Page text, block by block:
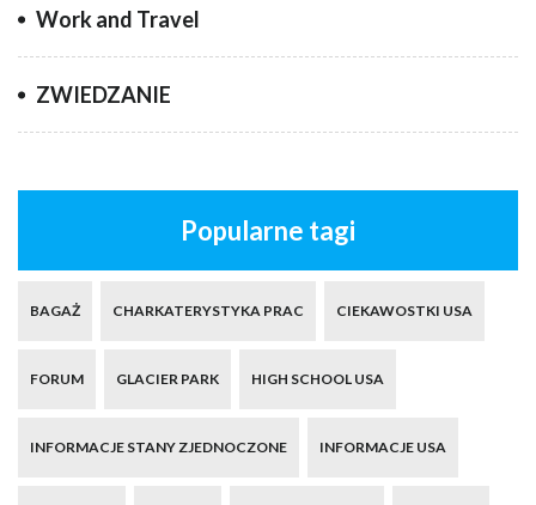
Work and Travel
ZWIEDZANIE
Popularne tagi
BAGAŻ CHARKATERYSTYKA PRAC CIEKAWOSTKI USA
FORUM GLACIER PARK HIGH SCHOOL USA
INFORMACJE STANY ZJEDNOCZONE INFORMACJE USA